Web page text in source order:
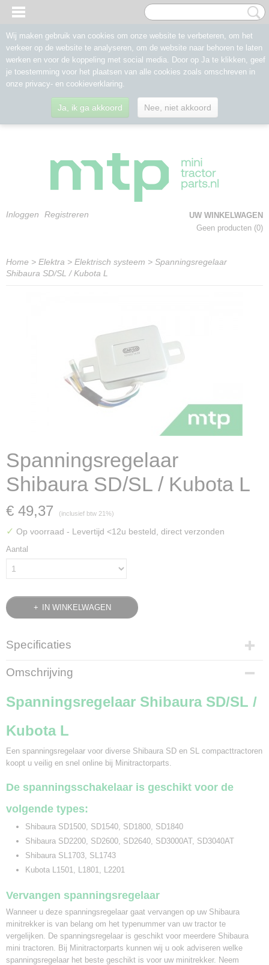
Inloggen Registreren
UW WINKELWAGEN
Geen producten (0)
Home > Elektra > Elektrisch systeem > Spanningsregelaar
Shibaura SD/SL / Kubota L
Spanningsregelaar
Shibaura SD/SL / Kubota L
€ 49,37 (inclusief btw 21%)
✓ Op voorraad - Levertijd <12u besteld, direct verzonden
Aantal
IN WINKELWAGEN
Specificaties
Bruto gewicht
0,20 Kg
Omschrijving
Spanningsregelaar Shibaura SD/SL /
Kubota L
Een spanningsregelaar voor diverse Shibaura SD en SL compacttractoren
koopt u veilig en snel online bij Minitractorparts.
De spanningsschakelaar is geschikt voor de
volgende types:
Shibaura SD1500, SD1540, SD1800, SD1840
Shibaura SD2200, SD2600, SD2640, SD3000AT, SD3040AT
Shibaura SL1703, SL1743
Kubota L1501, L1801, L2201
Vervangen spanningsregelaar
Wanneer u deze spanningsregelaar gaat vervangen op uw Shibaura
minitrekker is van belang om het typenummer van uw tractor te
vergelijken. De spanningsregelaar is geschikt voor meerdere Shibaura
mini tractoren. Bij Minitractorparts kunnen wij u ook adviseren welke
spanningsregelaar het beste geschikt is voor uw minitrekker. Neem
Wij maken gebruik van cookies om onze website te verbeteren, om het
verkeer op de website te analyseren, om de website naar behoren te laten
werken en voor de koppeling met social media. Door op Ja te klikken, geef
je toestemming voor het plaatsen van alle cookies zoals omschreven in
onze privacy- en cookieverklaring.
Ja, ik ga akkoord Nee, niet akkoord